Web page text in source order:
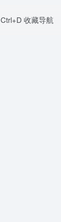
Ctrl+D 收藏导航